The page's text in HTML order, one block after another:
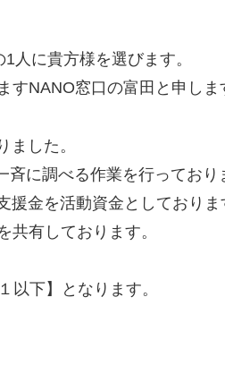
人に貴方様を選びます。
NANO窓口の富田と申しま
した。
に調べる作業を行っており
援金を活動資金としており
共有しております。
以下】となります。